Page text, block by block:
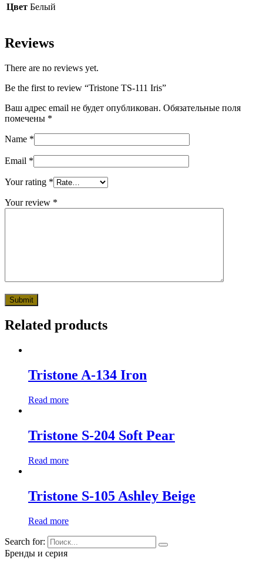
Цвет Белый
Reviews
There are no reviews yet.
Be the first to review “Tristone TS-111 Iris”
Ваш адрес email не будет опубликован. Обязательные поля
помечены *
Name *
Email *
Your rating *
Your review *
Related products
Tristone A-134 Iron
Read more
Tristone S-204 Soft Pear
Read more
Tristone S-105 Ashley Beige
Read more
Search for:
Бренды и серия